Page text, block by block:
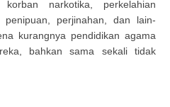
narkotika, perkelahian
penipuan, perjinahan, dan lain-
kurangnya pendidikan agama
bahkan sama sekali tidak